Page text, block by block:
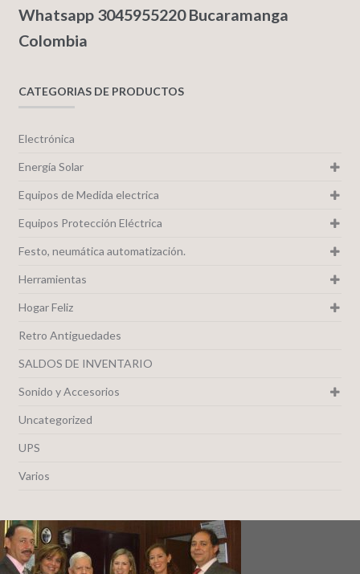
Whatsapp 3045955220 Bucaramanga
Colombia
CATEGORIAS DE PRODUCTOS
Electrónica
Energía Solar
Equipos de Medida electrica
Equipos Protección Eléctrica
Festo, neumática automatización.
Herramientas
Hogar Feliz
Retro Antiguedades
SALDOS DE INVENTARIO
Sonido y Accesorios
Uncategorized
UPS
Varios